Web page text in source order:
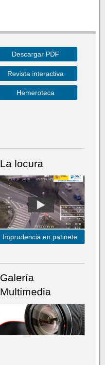
Descargar PDF
Revista interactiva
Hemeroteca
La locura
Imprudencia en patinete
Galería
Multimedia